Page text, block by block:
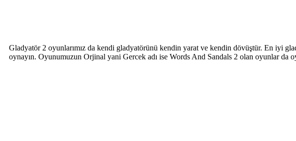
Gladyatör 2 oyunlarımız da kendi gladyatörünü kendin yarat ve kendin dövüştür. En iyi
oynayın. Oyunumuzun Orjinal yani Gercek adı ise Words And Sandals 2 olan oyunlar